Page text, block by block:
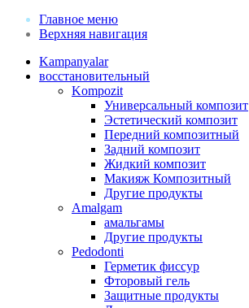
Главное меню
Верхняя навигация
Kampanyalar
восстановительный
Kompozit
Универсальный композит
Эстетический композит
Передний композитный
Задний композит
Жидкий композит
Макияж Композитный
Другие продукты
Amalgam
амальгамы
Другие продукты
Pedodonti
Герметик фиссур
Фторовый гель
Защитные продукты